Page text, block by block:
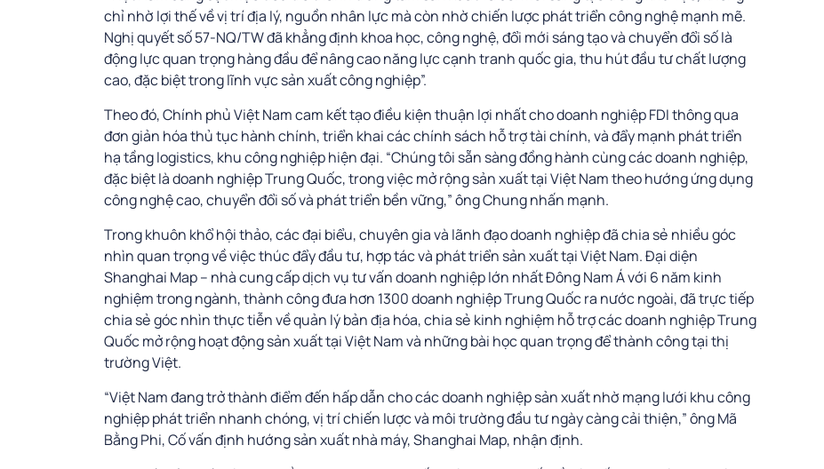
chỉ nhờ lợi thế về vị trí địa lý, nguồn nhân lực mà còn nhờ chiến lược phát triển công nghệ mạnh mẽ.
Nghị quyết số 57-NQ/TW đã khẳng định khoa học, công nghệ, đổi mới sáng tạo và chuyển đổi số là
động lực quan trọng hàng đầu để nâng cao năng lực cạnh tranh quốc gia, thu hút đầu tư chất lượng
cao, đặc biệt trong lĩnh vực sản xuất công nghiệp”.
Theo đó, Chính phủ Việt Nam cam kết tạo điều kiện thuận lợi nhất cho doanh nghiệp FDI thông qua
đơn giản hóa thủ tục hành chính, triển khai các chính sách hỗ trợ tài chính, và đẩy mạnh phát triển
hạ tầng logistics, khu công nghiệp hiện đại. “Chúng tôi sẵn sàng đồng hành cùng các doanh nghiệp,
đặc biệt là doanh nghiệp Trung Quốc, trong việc mở rộng sản xuất tại Việt Nam theo hướng ứng dụng
công nghệ cao, chuyển đổi số và phát triển bền vững,” ông Chung nhấn mạnh.
Trong khuôn khổ hội thảo, các đại biểu, chuyên gia và lãnh đạo doanh nghiệp đã chia sẻ nhiều góc
nhìn quan trọng về việc thúc đẩy đầu tư, hợp tác và phát triển sản xuất tại Việt Nam. Đại diện
Shanghai Map – nhà cung cấp dịch vụ tư vấn doanh nghiệp lớn nhất Đông Nam Á với 6 năm kinh
nghiệm trong ngành, thành công đưa hơn 1300 doanh nghiệp Trung Quốc ra nước ngoài, đã trực tiếp
chia sẻ góc nhìn thực tiễn về quản lý bản địa hóa, chia sẻ kinh nghiệm hỗ trợ các doanh nghiệp Trung
Quốc mở rộng hoạt động sản xuất tại Việt Nam và những bài học quan trọng để thành công tại thị
trường Việt.
“Việt Nam đang trở thành điểm đến hấp dẫn cho các doanh nghiệp sản xuất nhờ mạng lưới khu công
nghiệp phát triển nhanh chóng, vị trí chiến lược và môi trường đầu tư ngày càng cải thiện,” ông Mã
Bằng Phi, Cố vấn định hướng sản xuất nhà máy, Shanghai Map, nhận định.